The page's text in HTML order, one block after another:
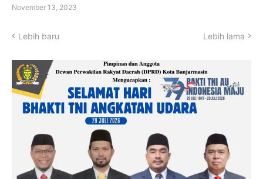
November 13, 2023
Lebih baru Lebih lama